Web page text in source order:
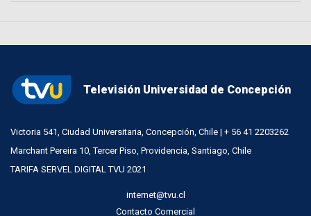
Televisión Universidad de Concepción
Victoria 541, Ciudad Universitaria, Concepción, Chile | + 56 41 2203262
Marchant Pereira 10, Tercer Piso, Providencia, Santiago, Chile
TARIFA SERVEL DIGITAL TVU 2021
internet@tvu.cl
Contacto Comercial